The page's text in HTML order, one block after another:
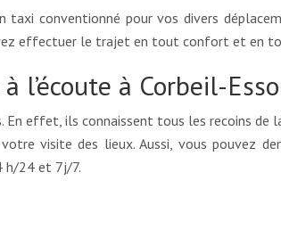
conventionné pour vos divers
effectuer le trajet en tout confort et en
à Corbeil-
En effet, ils connaissent tous les recoins de
visite des lieux. Aussi, vous pouvez
h/24 et 7j/7.